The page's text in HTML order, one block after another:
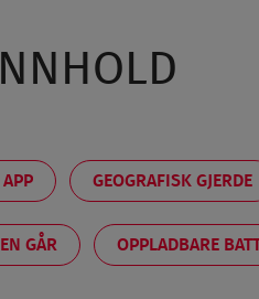
INNHOLD
GEOGRAFISK GJERDE
GÅR OPPLADBARE